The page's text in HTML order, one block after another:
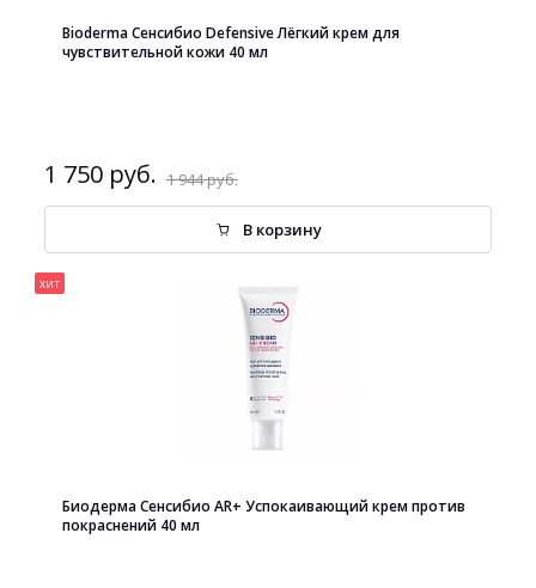
Bioderma Сенсибио Defensive Лёгкий крем для
чувствительной кожи 40 мл
1 750 руб. 1 944 руб.
В корзину
хит
Биодерма Сенсибио AR+ Успокаивающий крем против
покраснений 40 мл